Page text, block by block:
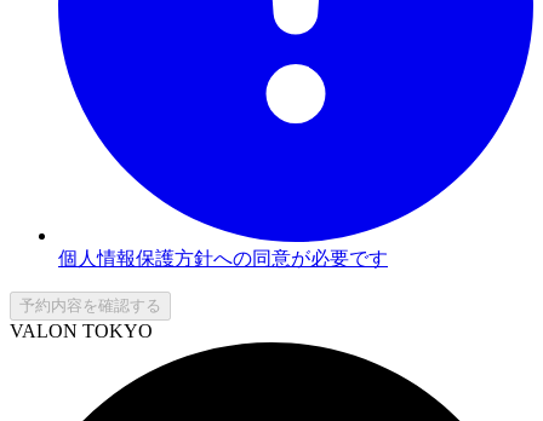
個人情報保護方針への同意が必要です
予約内容を確認する
VALON TOKYO